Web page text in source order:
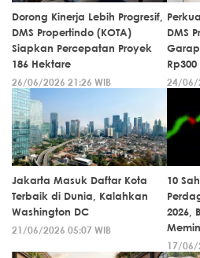
Dorong Kinerja Lebih Progresif,
DMS Propertindo (KOTA)
Siapkan Percepatan Proyek
186 Hektare
26/06/2026 21:26 WIB
DMS
Garap
24/06/
Jakarta Masuk Daftar Kota
Terbaik di Dunia, Kalahkan
Washington DC
21/06/2026 05:07 WIB
10
2026,
17/06/